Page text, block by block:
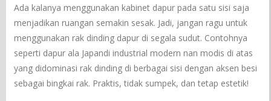
Ada kalanya menggunakan kabinet dapur pada satu sisi saja
menjadikan ruangan semakin sesak. Jadi, jangan ragu untuk
menggunakan rak dinding dapur di segala sudut. Contohnya
seperti dapur ala Japandi industrial modern nan modis di atas
yang didominasi rak dinding di berbagai sisi dengan aksen besi
sebagai bingkai rak. Praktis, tidak sumpek, dan tetap estetik!